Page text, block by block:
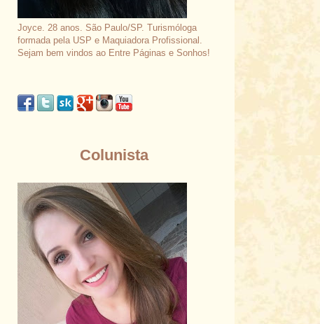
Joyce. 28 anos. São Paulo/SP. Turismóloga
formada pela USP e Maquiadora Profissional.
Sejam bem vindos ao Entre Páginas e Sonhos!
Colunista